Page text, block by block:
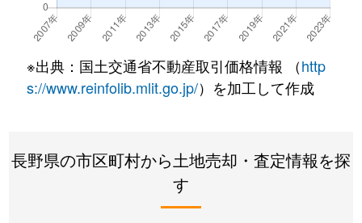
※出典：国土交通省不動産取引価格情報 （http
s://www.reinfolib.mlit.go.jp/）を加工して作成
長野県の市区町村から土地売却・査定情報を探
す